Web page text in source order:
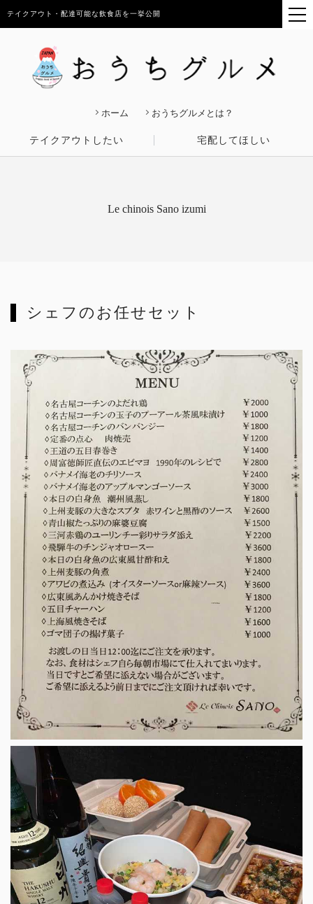
テイクアウト・配達可能な飲食店を一挙公開
ホーム おうちグルメとは？
テイクアウトしたい 宅配してほしい
Le chinois Sano izumi
シェフのお任せセット